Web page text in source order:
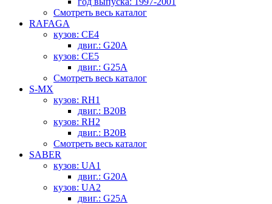
Смотреть весь каталог
RAFAGA
кузов: CE4
двиг.: G20A
кузов: CE5
двиг.: G25A
Смотреть весь каталог
S-MX
кузов: RH1
двиг.: B20B
кузов: RH2
двиг.: B20B
Смотреть весь каталог
SABER
кузов: UA1
двиг.: G20A
кузов: UA2
двиг.: G25A